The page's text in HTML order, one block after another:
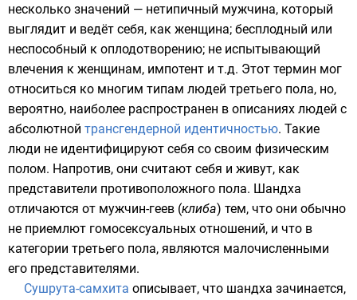
несколько значений — нетипичный мужчина, который
выглядит и ведёт себя, как женщина; бесплодный или
неспособный к оплодотворению; не испытывающий
влечения к женщинам, импотент и т.д. Этот термин мог
относиться ко многим типам людей третьего пола, но,
вероятно, наиболее распространен в описаниях людей с
абсолютной трансгендерной идентичностью. Такие
люди не идентифицируют себя со своим физическим
полом. Напротив, они считают себя и живут, как
представители противоположного пола. Шандха
отличаются от мужчин-геев (клиба) тем, что они обычно
не приемлют гомосексуальных отношений, и что в
категории третьего пола, являются малочисленными
его представителями.
Сушрута-самхита описывает, что шандха зачинается,